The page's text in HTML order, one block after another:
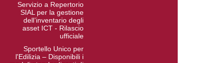
Servizio a Repertorio
SIAL per la gestione
dell’inventario degli
asset ICT - Rilascio
ufficiale
Sportello Unico per
l'Edilizia – Disponibili i